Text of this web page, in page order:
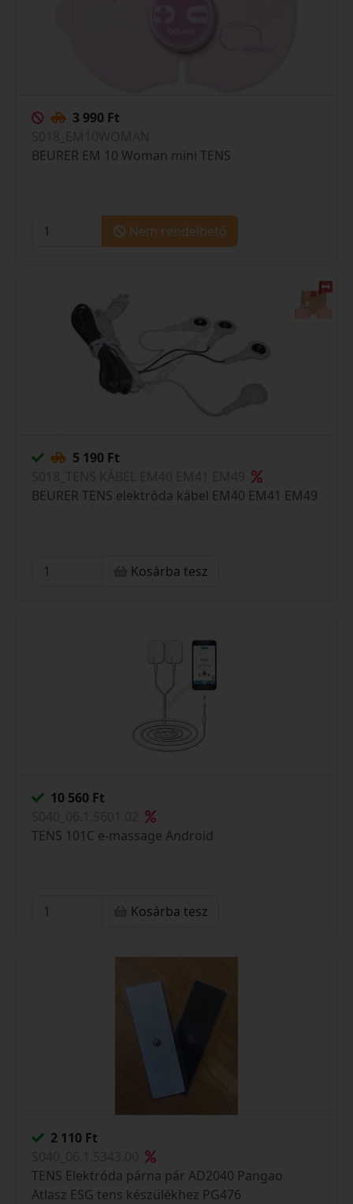
3 990 Ft
BEURER EM 10 Woman mini TENS
Nem rendelhető
5 190 Ft
BEURER TENS elektróda kábel EM40 EM41 EM49
Kosárba tesz
10 560 Ft
TENS 101C e-massage Android
Kosárba tesz
2 110 Ft
TENS Elektróda párna pár AD2040 Pangao
Atlasz ESG tens készülékhez PG476